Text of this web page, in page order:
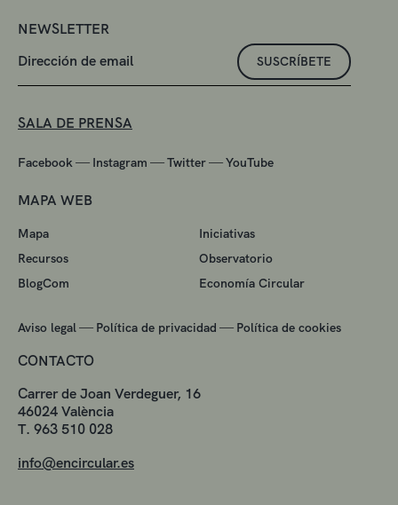
NEWSLETTER
SUSCRÍBETE
SALA DE PRENSA
Facebook— Instagram —Twitter—YouTube
MAPA WEB
Mapa
Iniciativas
Recursos
Observatorio
BlogCom
Economía Circular
Aviso legal— Política de privacidad — Política de cookies
CONTACTO
Carrer de Joan Verdeguer, 16
46024 València
T. 963 510 028
info@encircular.es